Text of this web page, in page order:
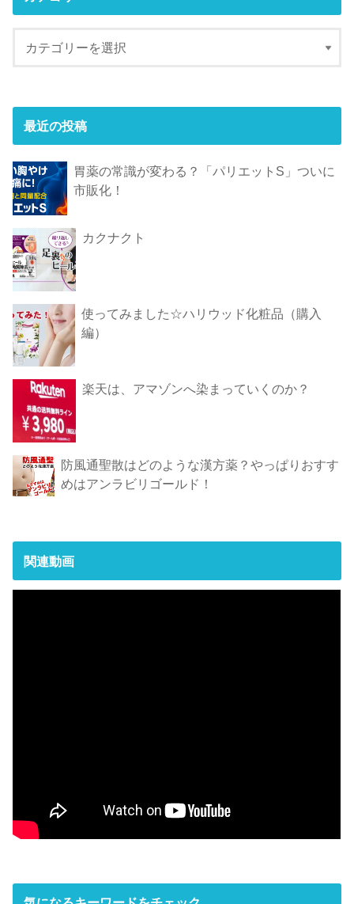
最近の投稿
胃薬の常識が変わる？「パリエットS」ついに
市販化！
カクナクト
使ってみました☆ハリウッド化粧品（購入
編）
楽天は、アマゾンへ染まっていくのか？
防風通聖散はどのような漢方薬？やっぱりおすす
めはアンラビリゴールド！
関連動画